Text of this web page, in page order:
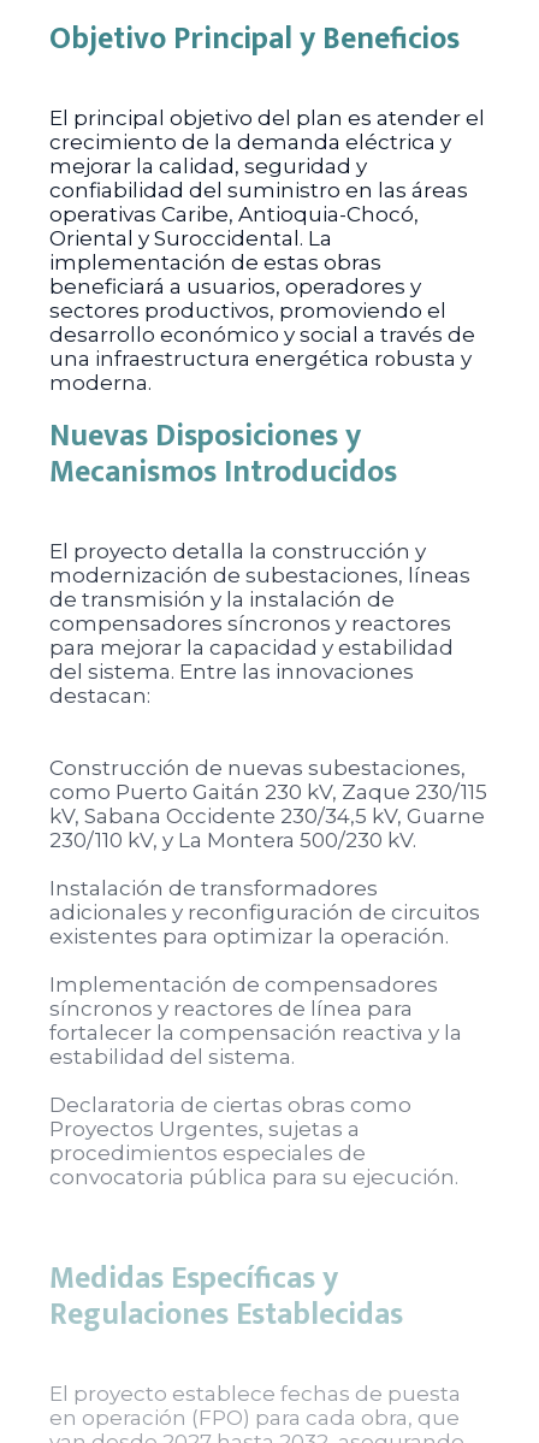
Objetivo Principal y Beneficios
El principal objetivo del plan es atender el
crecimiento de la demanda eléctrica y
mejorar la calidad, seguridad y
confiabilidad del suministro en las áreas
operativas Caribe, Antioquia-Chocó,
Oriental y Suroccidental. La
implementación de estas obras
beneficiará a usuarios, operadores y
sectores productivos, promoviendo el
desarrollo económico y social a través de
una infraestructura energética robusta y
moderna.
Nuevas Disposiciones y
Mecanismos Introducidos
El proyecto detalla la construcción y
modernización de subestaciones, líneas
de transmisión y la instalación de
compensadores síncronos y reactores
para mejorar la capacidad y estabilidad
del sistema. Entre las innovaciones
destacan:
Construcción de nuevas subestaciones,
como Puerto Gaitán 230 kV, Zaque 230/115
kV, Sabana Occidente 230/34,5 kV, Guarne
230/110 kV, y La Montera 500/230 kV.
Instalación de transformadores
adicionales y reconfiguración de circuitos
existentes para optimizar la operación.
Implementación de compensadores
síncronos y reactores de línea para
fortalecer la compensación reactiva y la
estabilidad del sistema.
Declaratoria de ciertas obras como
Proyectos Urgentes, sujetas a
procedimientos especiales de
convocatoria pública para su ejecución.
Medidas Específicas y
Regulaciones Establecidas
El proyecto establece fechas de puesta
en operación (FPO) para cada obra, que